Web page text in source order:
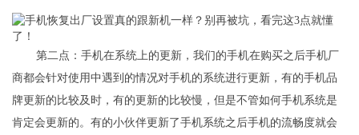
第二点：手机在系统上的更新，我们的手机在购买之后手机厂
商都会针对使用中遇到的情况对手机的系统进行更新，有的手机品
牌更新的比较及时，有的更新的比较慢，但是不管如何手机系统是
肯定会更新的。有的小伙伴更新了手机系统之后手机的流畅度就会